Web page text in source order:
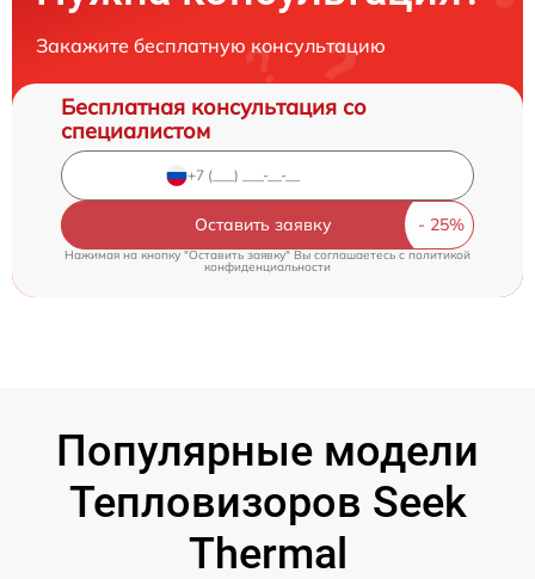
Закажите бесплатную консультацию
Бесплатная консультация со
специалистом
Оставить заявку
Нажимая на кнопку "Оставить заявку" Вы соглашаетесь cполитикой
конфиденциальности
Популярные модели
Тепловизоров Seek
Thermal